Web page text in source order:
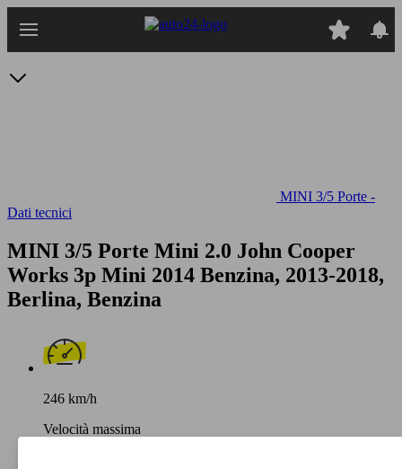
MINI 3/5 Porte -
Dati tecnici
MINI 3/5 Porte Mini 2.0 John Cooper
Works 3p Mini 2014 Benzina, 2013-2018,
Berlina, Benzina
246 km/h
Velocità massima